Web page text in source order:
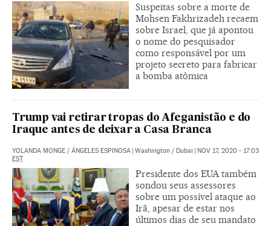
Suspeitas sobre a morte de
Mohsen Fakhrizadeh recaem
sobre Israel, que já apontou
o nome do pesquisador
como responsável por um
projeto secreto para fabricar
a bomba atômica
Trump vai retirar tropas do Afeganistão e do
Iraque antes de deixar a Casa Branca
YOLANDA MONGE / ÁNGELES ESPINOSA | Washington / Dubai | NOV 17, 2020 - 17:03
EST
Presidente dos EUA também
sondou seus assessores
sobre um possível ataque ao
Irã, apesar de estar nos
últimos dias de seu mandato